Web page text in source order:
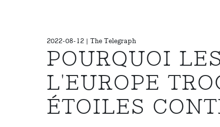
2022-08-12 | The Telegraph
POURQUOI
L'EUROPE
ÉTOILES